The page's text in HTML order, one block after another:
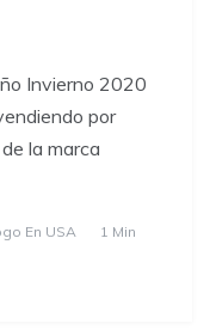
Invierno 2020
por
la marca
En USA
1 Min